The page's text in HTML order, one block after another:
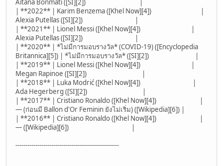
Aitana Bonmatí ([SI][2]) |
| **2022** | Karim Benzema ([Khel Now][4]) |
Alexia Putellas ([SI][2]) |
| **2021** | Lionel Messi ([Khel Now][4]) |
Alexia Putellas ([SI][2]) |
| **2020** | *ไม่มีการมอบรางวัล* (COVID-19) ([Encyclopedia
Britannica][5]) | *ไม่มีการมอบรางวัล* ([SI][2]) |
| **2019** | Lionel Messi ([Khel Now][4]) |
Megan Rapinoe ([SI][2]) |
| **2018** | Luka Modrić ([Khel Now][4]) |
Ada Hegerberg ([SI][2]) |
| **2017** | Cristiano Ronaldo ([Khel Now][4]) |
— (ก่อนมี Ballon d'Or Feminin ยังไม่เริ่ม) ([Wikipedia][6]) |
| **2016** | Cristiano Ronaldo ([Khel Now][4]) |
— ([Wikipedia][6]) |
----------------------------------------------------